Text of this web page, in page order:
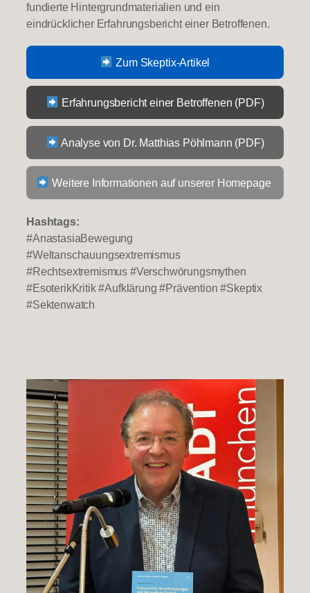
fundierte Hintergrundmaterialien und ein
eindrücklicher Erfahrungsbericht einer Betroffenen.
Zum Skeptix-Artikel
Erfahrungsbericht einer Betroffenen (PDF)
Analyse von Dr. Matthias Pöhlmann (PDF)
Weitere Informationen auf unserer Homepage
Hashtags:
#AnastasiaBewegung
#Weltanschauungsextremismus
#Rechtsextremismus #Verschwörungsmythen
#EsoterikKritik #Aufklärung #Prävention #Skeptix
#Sektenwatch